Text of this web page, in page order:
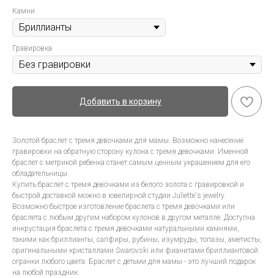
Камни
Гравировка
Добавить в корзину
Золотой браслет с тремя девочками для мамы. Возможно нанесение
гравировки на обратную сторону кулона с тремя девочками. Именной
браслет с метрикой ребенка станет самым ценным украшением для его
обладательницы.
Купить браслет с тремя девочками из белого золота с гравировкой и
быстрой доставкой можно в ювелирной студии Juliette's jewelry.
Возможно быстрое изготовление браслета с тремя девочками или
браслета с любым другим набором кулонов в другом металле. Доступна
инкрустация браслета с тремя девочками натуральными камнями,
такими как бриллианты, сапфиры, рубины, изумруды, топазы, аметисты,
оригинальными кристаллами Swarovski или фианитами бриллиантовой
огранки любого цвета. Браслет с детьми для мамы - это лучший подарок
на любой праздник.